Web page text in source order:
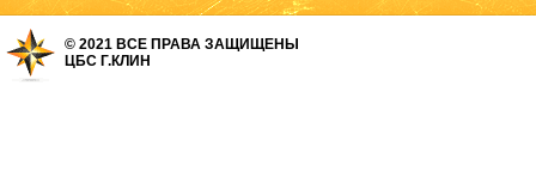
© 2021 ВСЕ ПРАВА ЗАЩИЩЕНЫ
ЦБС Г.КЛИН